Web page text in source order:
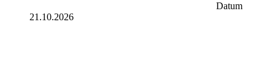
Datum
21.10.2026